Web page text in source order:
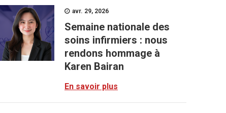
avr. 29, 2026
Semaine nationale des
soins infirmiers : nous
rendons hommage à
Karen Bairan
En savoir plus